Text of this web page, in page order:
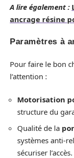
A lire également :
ancrage résine
Paramètres à
Pour faire le bon
l’attention :
Motorisation
structure du
Qualité de la
systèmes anti-
sécuriser l’accès.